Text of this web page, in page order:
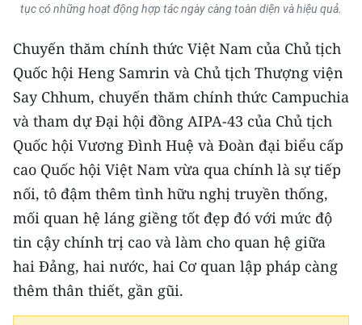
Bắc Trung Bộ
Duyên hải Nam Trung Bộ và Tây
Nguyên
Đông Nam Bộ
Đồng bằng sông Cửu Long
Chuyên trang Hà Nội
Chuyên trang TP. Hồ Chí Minh
CHUYÊN ĐỀ
CÁC CHUYÊN TRANG
tục có những hoạt động hợp tác ngày càng toàn diện và hiệu quả.
Chuyến thăm chính thức Việt Nam của Chủ tịch
Quốc hội Heng Samrin và Chủ tịch Thượng viện
Say Chhum, chuyến thăm chính thức Campuchia
và tham dự Đại hội đồng AIPA-43 của Chủ tịch
Quốc hội Vương Đình Huệ và Đoàn đại biểu cấp
cao Quốc hội Việt Nam vừa qua chính là sự tiếp
nối, tô đậm thêm tình hữu nghị truyền thống,
mối quan hệ láng giềng tốt đẹp đó với mức độ
tin cậy chính trị cao và làm cho quan hệ giữa
hai Đảng, hai nước, hai Cơ quan lập pháp càng
thêm thân thiết, gần gũi.